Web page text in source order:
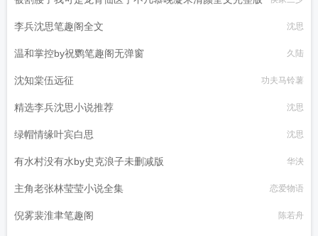
李兵沈思笔趣阁全文 沈思
温和掌控by祝鹦笔趣阁无弹窗 久陆
沈知棠伍远征 功夫马铃薯
精选李兵沈思小说推荐 沈思
绿帽情缘叶宾白思 沈思
有水村没有水by史克浪子未删减版 华泱
主角老张林莹莹小说全集 恋爱物语
倪雾裴淮聿笔趣阁 陈若舟